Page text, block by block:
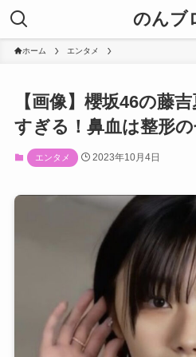
のんブ
ホーム エンタメ
【画像】櫻坂46の藤
すぎる！鼻血は整形の
エンタメ 2023年10月4日